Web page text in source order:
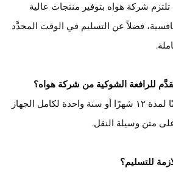
شركة هواه بتوفير منتجات عالية
فضلاً عن التسليم في الوقت المحدَّد
ج: توفر شركة هواه ضمانًا لمدة ١٢ شهرًا أو سنة واحدة لكامل الجهاز
متن وسيلة النقل.